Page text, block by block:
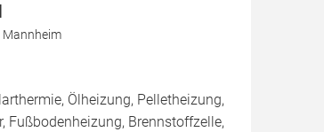
Mannheim
Ölheizung, Pelletheizung,
Fußbodenheizung, Brennstoffzelle,